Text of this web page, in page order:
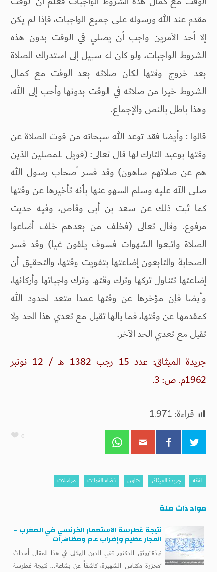
مقدم عند الله ورسوله على جميع الواجبات، فإذا لم يكن
إلا أحد الأمرين واجب أن يصلي في الوقت بدون هذه
الشروط الواجبات، ولو كان له سبيل إلى استدراك الصلاة
بعد خروج وقتها لكان صلاته بعد الوقت مع كمال
الشروط خيرا من صلاته في الوقت بدونها وأحب إلى الله،
وهذا باطل بالنص والإجماع.
قالوا : وأيضا فقد توعد الله سبحانه من فوت الصلاة عن
وقتها بوعيد التارك لها قال تعالى: (فويل للمصلين الذين
هم عن صلاتهم ساهون) وقد فسر أصحاب رسول الله
صلى الله عليه وسلم السهو عنها بأنه تأخيرها عن وقتها
كما ثبت ذلك عن سعد بن أبی وقاص، وفيه حدیث
مرفوع. وقال تعالى (فخلف من بعدهم خلف أضاعوا
الصلاة واتبعوا الشهوات فسوف يلقون غيا) وقد فسر
الصحابة والتابعون إضاعتها بتفويت وقتها، والتحقيق أن
إضاعتها تتناول ترکها وترك وقتها وترك واجباتها وأركانها،
وأيضا فإن مؤخرها عن وقتها عمدا متعد لحدود الله
كمقدمها عن وقتها، فما بالها تقبل مع تعدي هذا الحد ولا
تقبل مع تعدي الحد الآخر.
جريدة الميثاق: عدد 15 رجب 1382 هـ / 12 نونبر
1962م. ص: 3.
قراءة:1٬971
0
الفقه جريدة الميثاق فتاوى قضاء الفوائت مراسلات
مواد ذات صلة
نتيجة غطرسة الاستعمار الفرنسي في المغرب –
انفجار عظيم وإضراب عام ومظاهرات
نبذة“يوثق الدكتور تقي الدين الهلالي في هذا المقال أحداث
‘مجزرة مكناس’ الشهيرة، كاشفاً عن بشاعة... نتيجة غطرسة